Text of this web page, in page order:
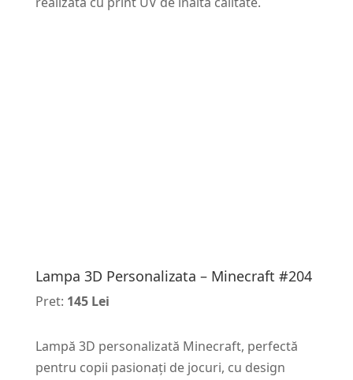
Lampa 3D Personalizata – Minecraft #204
Pret: 145 Lei
Lampă 3D personalizată Minecraft, perfectă
pentru copii pasionați de jocuri, cu design